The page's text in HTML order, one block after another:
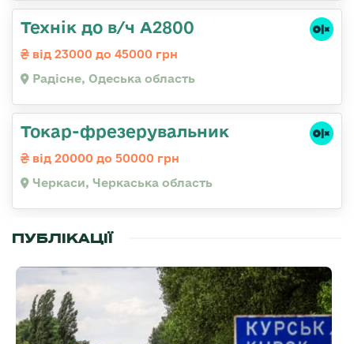
Технік до в/ч А2800
від 23000 до 45000 грн
Радісне, Одеська область
Токар-фрезерувальник
від 20000 до 50000 грн
Черкаси, Черкаська область
ПУБЛІКАЦІЇ